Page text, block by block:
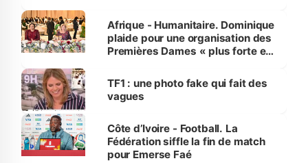
Afrique - Humanitaire. Dominique
plaide pour une organisation des
Premières Dames « plus forte et
sur la scène internationale »
TF1 : une photo fake qui fait des
vagues
Côte d’Ivoire - Football. La
Fédération siffle la fin de match
pour Emerse Faé